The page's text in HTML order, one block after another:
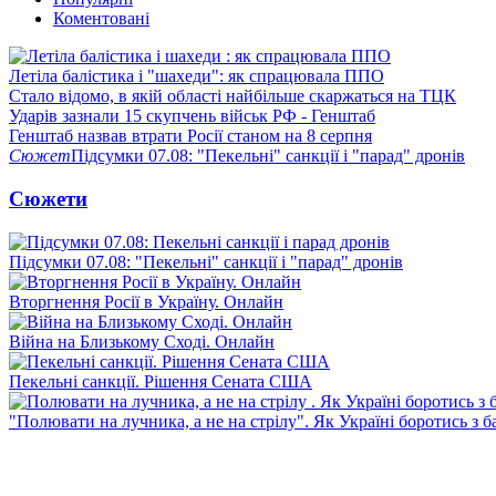
Коментовані
Летіла балістика і "шахеди": як спрацювала ППО
Стало відомо, в якій області найбільше скаржаться на ТЦК
Ударів зазнали 15 скупчень військ РФ - Генштаб
Генштаб назвав втрати Росії станом на 8 серпня
СюжетПідсумки 07.08: "Пекельні" санкції і "парад" дронів
Сюжети
Підсумки 07.08: "Пекельні" санкції і "парад" дронів
Вторгнення Росії в Україну. Онлайн
Війна на Близькому Сході. Онлайн
Пекельні санкції. Рішення Сената США
"Полювати на лучника, а не на стрілу". Як Україні боротись з